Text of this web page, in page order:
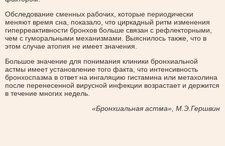
Обследование сменных рабочих, которые периодически
меняют время сна, показало, что циркадный ритм изменения
гиперреактивности бронхов больше связан с рефлекторными,
чем с гуморальными механизмами. Выяснилось также, что в
этом случае атопия не имеет значения.
Большое значение для понимания клиники бронхиальной
астмы имеет установление того факта, что интенсивность
бронхоспазма в ответ на ингаляцию гистамина или метахолина
после перенесенной вирусной инфекции возрастает и держится
в течение многих недель.
«Бронхиальная астма», М.Э.Гершвин